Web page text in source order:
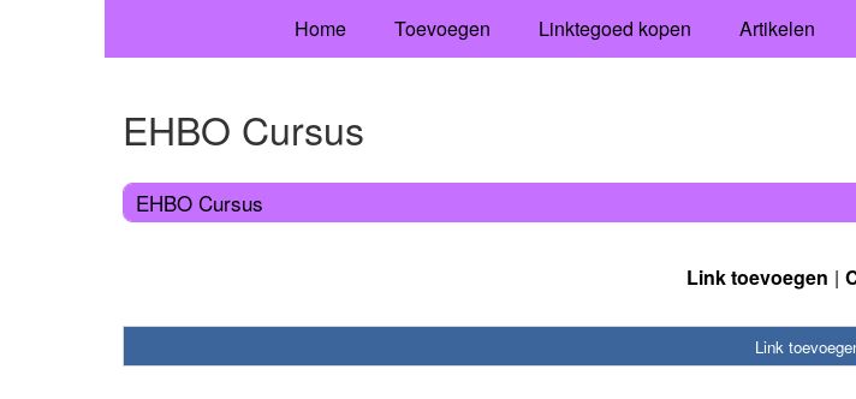
Home Toevoegen Linktegoed kopen Artikelen
EHBO Cursus
EHBO Cursus
Link toevoegen
Link